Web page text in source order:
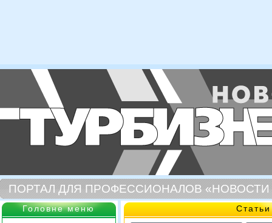
ПОРТАЛ ДЛЯ ПРОФЕССИОНАЛОВ «НОВОСТИ
Головне меню